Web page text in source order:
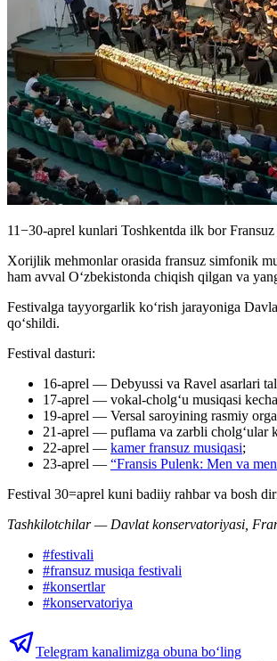
11−30-aprel kunlari Toshkentda ilk bor
Xorijlik mehmonlar orasida fransuz simfonik
ham avval O‘zbekistonda chiqish qilgan va
Festivalga tayyorgarlik ko‘rish jarayoniga
qo‘shildi.
Festival dasturi:
16-aprel — Debyussi va Ravel asarlari
17-aprel — vokal-cholg‘u musiqasi
19-aprel — Versal saroyining rasmiy
21-aprel — puflama va zarbli cholg‘ular
22-aprel — kamer fransuz musiqasi;
23-aprel — “Fransis Pulenk: Men va
Festival 30=aprel kuni badiiy rahbar va bosh
Tashkilotchilar — Davlat konservatoriyasi,
#festivali
#fransuz musiqa festivali
#konsertlar
#konservatoriya
Telegram kanalimizga obuna bo‘ling